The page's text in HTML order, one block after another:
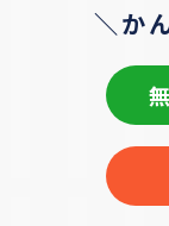
＼か